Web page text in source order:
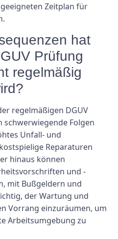
Zeitplan für
hat
Prüfung
regelmäßig
regelmäßigen DGUV
Folgen
Unfall- und
Reparaturen
hinaus können
und -
mit Bußgeldern und
der Wartung und
Vorrang einzuräumen, um
Arbeitsumgebung zu